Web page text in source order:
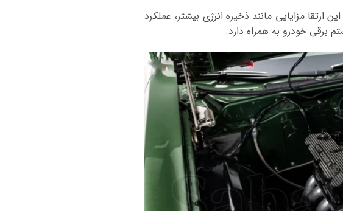
وجود دارد. این ارتقا مزایایی مانند ذخیره انرژی بیشتر، عملکرد
برقی خودرو به همراه دارد.